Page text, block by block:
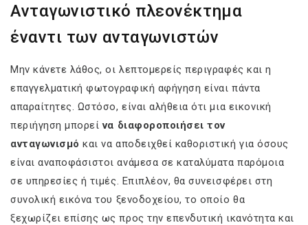
Ανταγωνιστικό πλεονέκτημα
έναντι των ανταγωνιστών
Μην κάνετε λάθος, οι λεπτομερείς περιγραφές και η
επαγγελματική φωτογραφική αφήγηση είναι πάντα
απαραίτητες. Ωστόσο, είναι αλήθεια ότι μια εικονική
περιήγηση μπορείνα διαφοροποιήσει τον
ανταγωνισμό και να αποδειχθεί καθοριστική για όσους
είναι αναποφάσιστοι ανάμεσα σε καταλύματα παρόμοια
σε υπηρεσίες ή τιμές. Επιπλέον, θα συνεισφέρει στη
συνολική εικόνα του ξενοδοχείου, το οποίο θα
ξεχωρίζει επίσης ως προς την επενδυτική ικανότητα και